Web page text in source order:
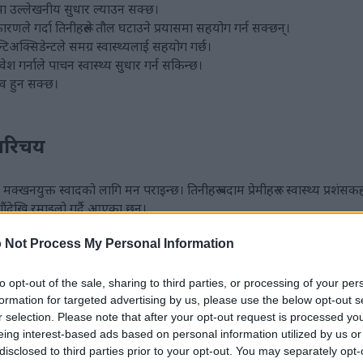
Not Process My Personal Information
opt-out of the sale, sharing to third parties, or processing of your
for targeted advertising by us, please use the below opt-out
selection. Please note that after your opt-out request is processed
interest-based ads based on personal information utilized by us
to third parties prior to your opt-out. You may separately
उल्लेखनीय सुधार ल्याउन सक्छ।
गर्दा तिनीहरूले तौल घटाउने प्रयासमा सहयोग गर्न सक्छन्।
समग्र स्वास्थ्यलाई सहयोग गर्छ।
गर्नाले पाचन स्वास्थ्य सुधार गर्न सकिन्छ।
हुन सक्छ।
मक्खनयुक्त स्वादको लागि मन पराइन्छ। तिनीहरू बदाम प्रेमीहरू र स्वास्थ्य
रमाइलो गर्दै आएका छन्।
जस्ता ठाउँहरूमा उम्रन्छन्। यसले तिनीहरूलाई अझ लोकप्रिय बनाएको छ।
गुलियो र स्वादिष्ट दुवै। तिनीहरूले कुकिज र सलादहरूमा विशेष स्वाद थप्छन्।
र खनिजहरूले भरिपूर्ण हुन्छन्। स्वस्थ रहनको लागि यी महत्वपूर्ण छन्।
बदामहरू रोजिरहेका छन्। तिनीहरू एक उत्कृष्ट खाजा वा सामग्री हुन्।